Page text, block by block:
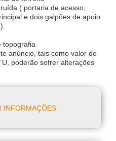
( portaria de acesso,
e dois galpões de apoio
).
topografia
anúncio, tais como valor do
poderão sofrer alterações
INFORMAÇÕES